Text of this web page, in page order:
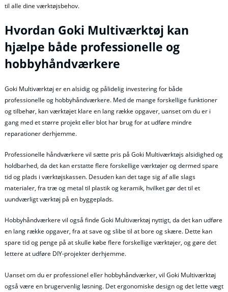
til alle dine værktøjsbehov.
Hvordan Goki Multiværktøj kan
hjælpe både professionelle og
hobbyhåndværkere
Goki Multiværktøj er en alsidig og pålidelig investering for både
professionelle og hobbyhåndværkere. Med de mange forskellige funktioner
og tilbehør, kan værktøjet klare en lang række opgaver, uanset om du er i
gang med et større projekt eller blot har brug for at udføre mindre
reparationer derhjemme.
Professionelle håndværkere vil sætte pris på Goki Multiværktøjs alsidighed og
holdbarhed, da det kan erstatte flere forskellige værktøjer og dermed spare
tid og plads i værktøjskassen. Desuden kan det tage sig af alle slags
materialer, fra træ og metal til plastik og keramik, hvilket gør det til et
uundværligt værktøj på en byggeplads.
Hobbyhåndværkere vil også finde Goki Multiværktøj nyttigt, da det kan udføre
en lang række opgaver, fra at save og slibe til at bore og skære. Dette kan
spare tid og penge på at skulle købe flere forskellige værktøjer, og gøre det
lettere at udføre DIY-projekter derhjemme.
Uanset om du er professionel eller hobbyhåndværker, vil Goki Multiværktøj
også være en brugervenlig løsning. Det ergonomiske design og det lette vægt